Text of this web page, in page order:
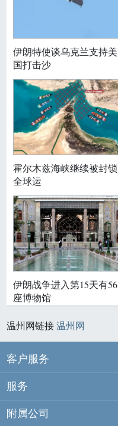
伊朗特使谈乌克兰支持美
国打击沙
霍尔木兹海峡继续被封锁
全球运
伊朗战争进入第15天有56
座博物馆
温州网链接温州网
客户服务
服务
附属公司